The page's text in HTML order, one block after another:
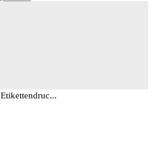
Etikettendruc...